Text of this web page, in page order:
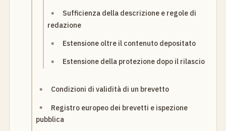
Sufficienza della descrizione e regole di
redazione
Estensione oltre il contenuto depositato
Estensione della protezione dopo il rilascio
Condizioni di validità di un brevetto
Registro europeo dei brevetti e ispezione
pubblica